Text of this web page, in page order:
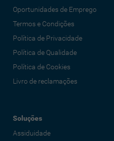
Oportunidades de Emprego
Termos e Condições
Política de Privacidade
Política de Qualidade
Política de Cookies
Livro de reclamações
Soluções
Assiduidade